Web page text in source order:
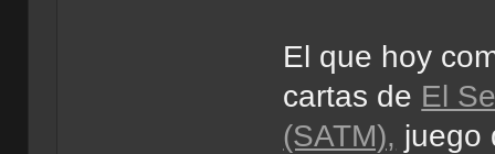
El que hoy
cartas de El
(SATM), juego